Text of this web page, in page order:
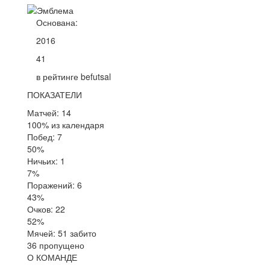
Основана:
2016
41
в рейтинге befutsal
ПОКАЗАТЕЛИ
Матчей: 14
100% из календаря
Побед: 7
50%
Ничьих: 1
7%
Поражений: 6
43%
Очков: 22
52%
Мячей: 51 забито
36 пропущено
О КОМАНДЕ